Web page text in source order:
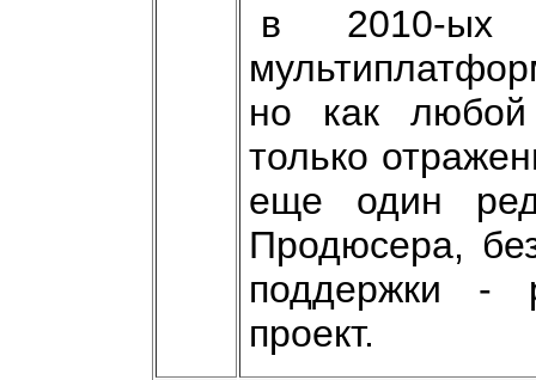
в 2010-ых
но как любой
только
еще один
Продюсера,
поддержки -
проект.